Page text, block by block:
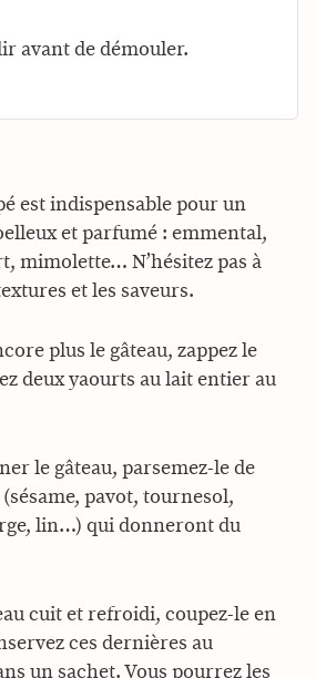
avant de démouler.
est indispensable pour un
et parfumé : emmental,
mimolette… N’hésitez pas à
et les saveurs.
plus le gâteau, zappez le
deux yaourts au lait entier au
le gâteau, parsemez-le de
pavot, tournesol,
lin…) qui donneront du
cuit et refroidi, coupez-le en
ces dernières au
un sachet. Vous pourrez les